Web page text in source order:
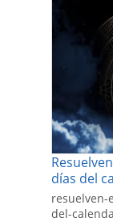
días del
resuelven-
del-